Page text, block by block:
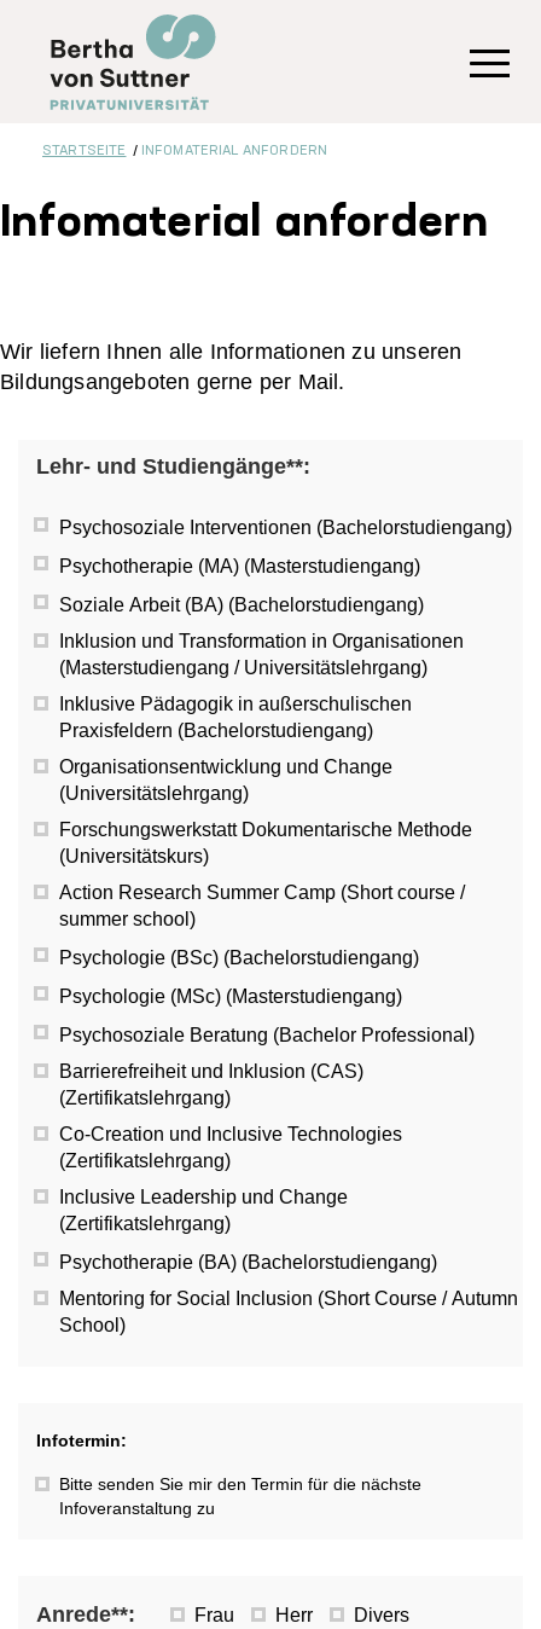
Inhalt
STARTSEITE INFOMATERIAL ANFORDERN
Infomaterial anfordern
Wir liefern Ihnen alle Informationen zu unseren
Bildungsangeboten gerne per Mail.
Lehr- und Studiengänge**:
Psychosoziale Interventionen (Bachelorstudiengang)
Psychotherapie (MA) (Masterstudiengang)
Soziale Arbeit (BA) (Bachelorstudiengang)
Inklusion und Transformation in Organisationen
(Masterstudiengang / Universitätslehrgang)
Inklusive Pädagogik in außerschulischen
Praxisfeldern (Bachelorstudiengang)
Organisationsentwicklung und Change
(Universitätslehrgang)
Forschungswerkstatt Dokumentarische Methode
(Universitätskurs)
Action Research Summer Camp (Short course /
summer school)
Psychologie (BSc) (Bachelorstudiengang)
Psychologie (MSc) (Masterstudiengang)
Psychosoziale Beratung (Bachelor Professional)
Barrierefreiheit und Inklusion (CAS)
(Zertifikatslehrgang)
Co-Creation und Inclusive Technologies
(Zertifikatslehrgang)
Inclusive Leadership und Change
(Zertifikatslehrgang)
Psychotherapie (BA) (Bachelorstudiengang)
Mentoring for Social Inclusion (Short Course / Autumn
School)
Bitte senden Sie mir den Termin für die nächste
Infoveranstaltung zu
Infotermin:
Anrede**: Frau Herr Divers